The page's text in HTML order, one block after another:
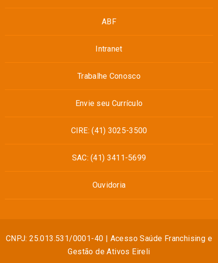
ABF
Intranet
Trabalhe Conosco
Envie seu Currículo
CIRE: (41) 3025-3500
SAC: (41) 3411-5699
Ouvidoria
CNPJ: 25.013.531/0001-40 | Acesso Saúde Franchising e
Gestão de Ativos Eireli